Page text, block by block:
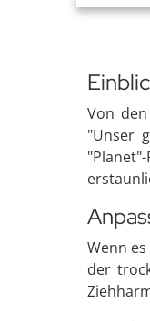
Von
"Unser
Wenn
der